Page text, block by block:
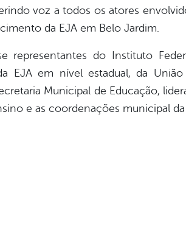
voz a todos os atores
da EJA em Belo Jardim.
representantes do Instituto
EJA em nível estadual, da
Municipal de Educação,
e as coordenações municipal da